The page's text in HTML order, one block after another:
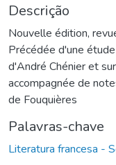
Descrição
Nouvelle édition,
Précédée d'une
d'André Chénier et
accompagnée de
de Fouquières
Palavras-chave
Literatura francesa -